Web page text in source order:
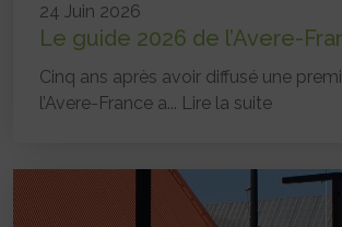
24 Juin 2026
Le guide 2026 de l’Avere-
Cinq ans après avoir diffusé une
l’Avere-France a... Lire la suite